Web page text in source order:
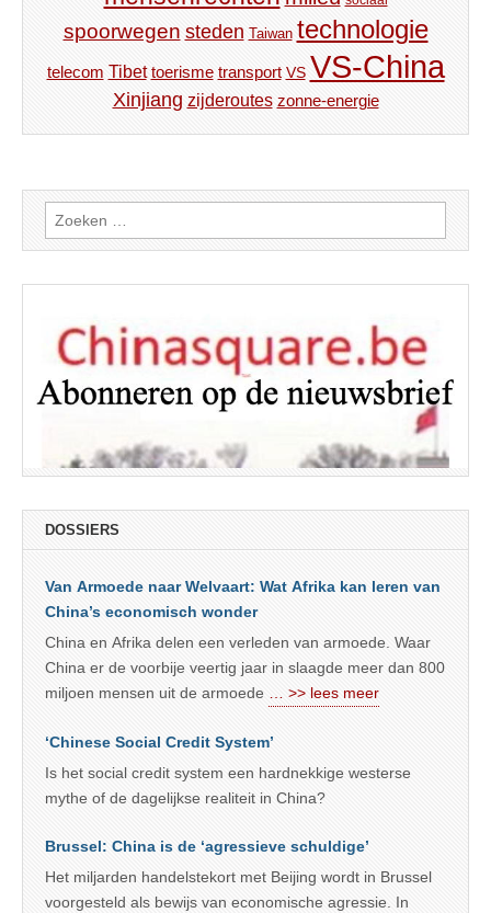
spoorwegen steden Taiwan technologie
telecom Tibet toerisme transport VS VS-China
Xinjiang zijderoutes zonne-energie
Zoeken
naar:
DOSSIERS
Van Armoede naar Welvaart: Wat Afrika kan leren van
China’s economisch wonder
China en Afrika delen een verleden van armoede. Waar
China er de voorbije veertig jaar in slaagde meer dan 800
miljoen mensen uit de armoede … >> lees meer
‘Chinese Social Credit System’
Is het social credit system een hardnekkige westerse
mythe of de dagelijkse realiteit in China?
Brussel: China is de ‘agressieve schuldige’
Het miljarden handelstekort met Beijing wordt in Brussel
voorgesteld als bewijs van economische agressie. In